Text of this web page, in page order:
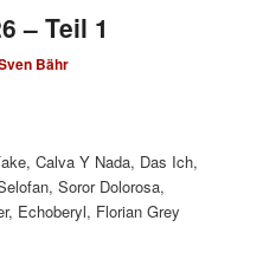
– Teil 1
Bähr
Calva Y Nada, Das Ich,
Soror Dolorosa,
Echoberyl, Florian Grey